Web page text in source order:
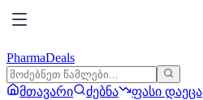
PharmaDeals
მთავარი ძებნა ფასი დაეცა